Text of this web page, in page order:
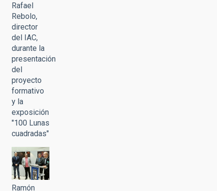
Rafael
Rebolo,
director
del IAC,
durante la
presentación
del
proyecto
formativo
y la
exposición
"100 Lunas
cuadradas"
Ramón